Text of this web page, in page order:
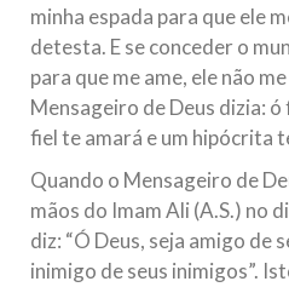
minha espada para que ele
detesta. E se conceder o
para que me ame, ele não
Mensageiro de Deus dizia:
fiel te amará e um hipócrita
Quando o Mensageiro de
mãos do Imam Ali (A.S.) no
diz: “Ó Deus, seja amigo de
inimigo de seus inimigos”.